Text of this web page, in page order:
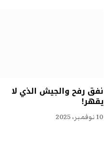
نفق رفح والجيش الذي لا
يقهر!
10 نوفمبر، 2025